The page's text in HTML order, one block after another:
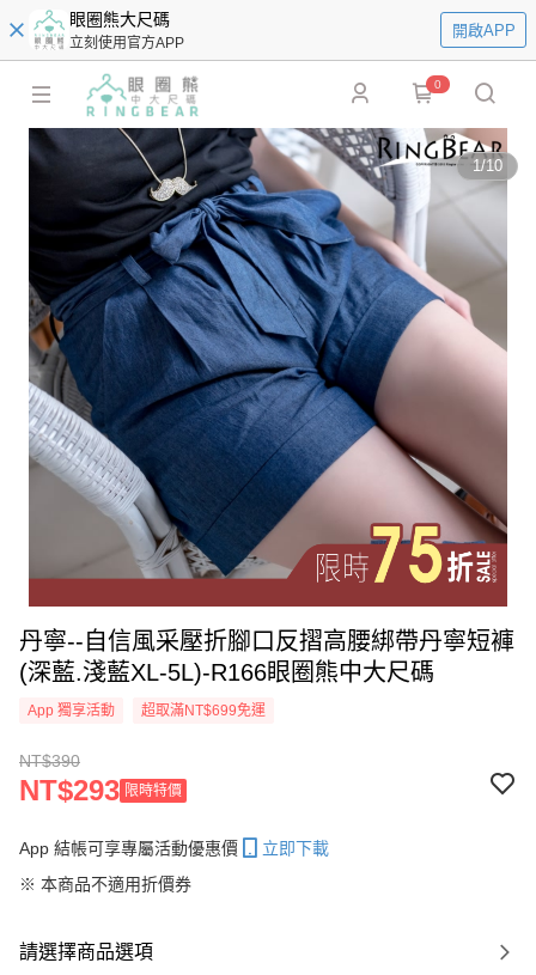
眼圈熊大尺碼
立刻使用官方APP
開啟APP
0
1/10
丹寧--自信風采壓折腳口反摺高腰綁帶丹寧短褲
(深藍.淺藍XL-5L)-R166眼圈熊中大尺碼
App 獨享活動 超取滿NT$699免運
NT$390
NT$293 限時特價
App 結帳可享專屬活動優惠價
立即下載
※ 本商品不適用折價券
請選擇商品選項